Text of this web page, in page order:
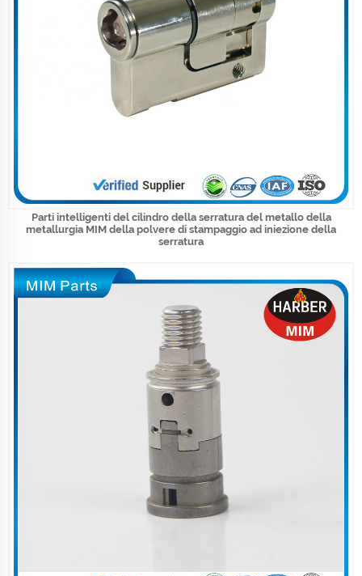
Parti intelligenti del cilindro della serratura del metallo della
metallurgia MIM della polvere di stampaggio ad iniezione della
serratura